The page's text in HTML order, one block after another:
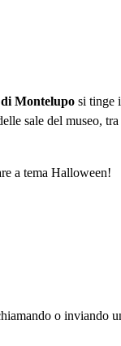
Montelupo si tinge
sale del museo,
a tema Halloween!
o inviando